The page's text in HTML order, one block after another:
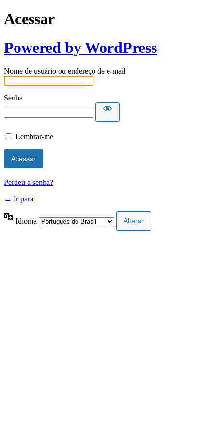
Acessar
Powered by WordPress
Nome de usuário ou endereço de e-mail
Senha
Lembrar-me
Perdeu a senha?
← Ir para
Idioma